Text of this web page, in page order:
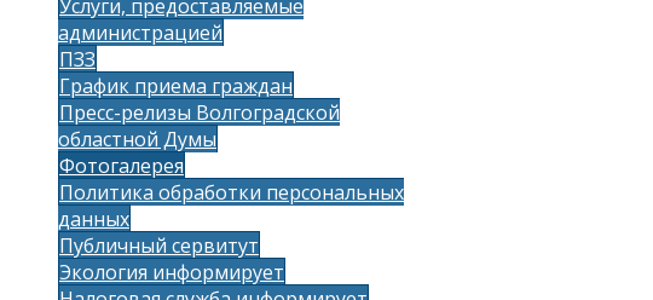
Услуги, предоставляемые
администрацией
ПЗЗ
График приема граждан
Пресс-релизы Волгоградской
областной Думы
Фотогалерея
Политика обработки персональных
данных
Публичный сервитут
Экология информирует